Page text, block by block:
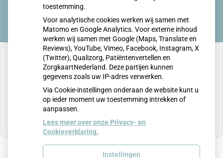
U heeft geen toestemming gegeven voor
externe inhoud die nodig is om dit te zien.
Cookie-instellingen wijzigen
toestemming.
Voor analytische cookies werken wij samen met
Matomo en Google Analytics. Voor externe inhoud
werken wij samen met Google (Maps, Translate en
Reviews), YouTube, Vimeo, Facebook, Instagram, X
(Twitter), Qualizorg, Patiëntenvertellen en
ZorgkaartNederland. Deze partijen kunnen
gegevens zoals uw IP-adres verwerken.
Via Cookie-instellingen onderaan de website kunt u
op ieder moment uw toestemming intrekken of
aanpassen.
Lees meer over onze Privacy- en
Cookieverklaring.
Instellingen